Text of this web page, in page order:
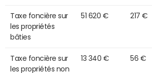
Taxe foncière sur
les propriétés
bâties
51 620 € 217 €
Taxe foncière sur
les propriétés non
13 340 € 56 €